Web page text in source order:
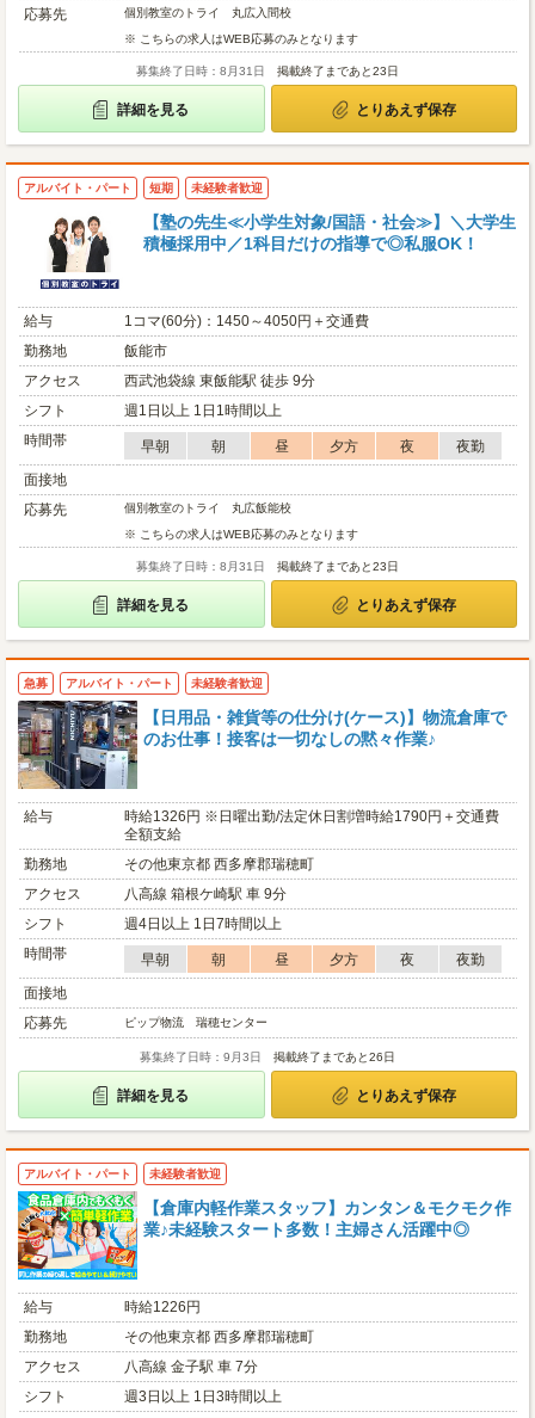
応募先
個別教室のトライ 丸広入間校
※ こちらの求人はWEB応募のみとなります
募集終了日時：8月31日 掲載終了まであと23日
詳細を見る とりあえず保存
アルバイト・パート 短期 未経験者歓迎
【塾の先生≪小学生対象/国語・社会≫】＼大学生
積極採用中／1科目だけの指導で◎私服OK！
給与
1コマ(60分)：1450～4050円＋交通費
勤務地
飯能市
アクセス
西武池袋線 東飯能駅 徒歩 9分
シフト
週1日以上 1日1時間以上
時間帯
早朝 朝 昼 夕方 夜
夜勤
面接地
応募先
個別教室のトライ 丸広飯能校
※ こちらの求人はWEB応募のみとなります
募集終了日時：8月31日 掲載終了まであと23日
詳細を見る とりあえず保存
急募 アルバイト・パート 未経験者歓迎
【日用品・雑貨等の仕分け(ケース)】物流倉庫で
のお仕事！接客は一切なしの黙々作業♪
給与
時給1326円 ※日曜出勤/法定休日割増時給1790円＋交通費
全額支給
勤務地
その他東京都 西多摩郡瑞穂町
アクセス
八高線 箱根ケ崎駅 車 9分
シフト
週4日以上 1日7時間以上
時間帯
早朝 朝 昼 夕方 夜
夜勤
面接地
応募先
ピップ物流 瑞穂センター
募集終了日時：9月3日 掲載終了まであと26日
詳細を見る とりあえず保存
アルバイト・パート 未経験者歓迎
【倉庫内軽作業スタッフ】カンタン＆モクモク作
業♪未経験スタート多数！主婦さん活躍中◎
給与
時給1226円
勤務地
その他東京都 西多摩郡瑞穂町
アクセス
八高線 金子駅 車 7分
シフト
週3日以上 1日3時間以上